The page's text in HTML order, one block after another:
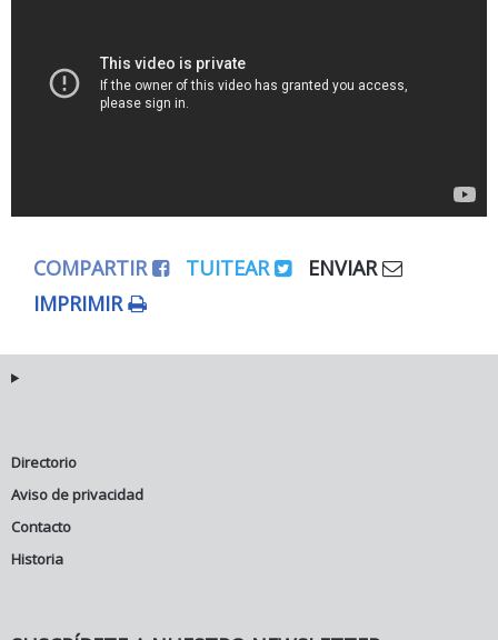
COMPARTIR TUITEAR
ENVIAR
IMPRIMIR
Directorio
Aviso de privacidad
Contacto
Historia